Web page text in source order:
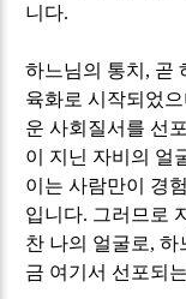
니다.
하느님의 통치 , 곧
육화로 시작되었
운 사회질서를 선
이 지닌 자비의 얼
이는 사람만이 경
입니다. 그러므로
찬 나의 얼굴로,하
금 여기서 선포되